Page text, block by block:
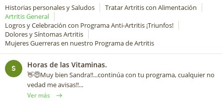
Historias personales y Saludos
Tratar Artritis con Alimentación
Artritis General
Logros y Celebración con Programa Anti-Artritis ¡Triunfos!
Dolores y Síntomas Artritis
Mujeres Guerreras en nuestro Programa de Artritis
S Horas de las Vitaminas.
👋😇Muy bien Sandra!!...continúa con tu programa, cualquier no
vedad me avisas!!...
Ver más